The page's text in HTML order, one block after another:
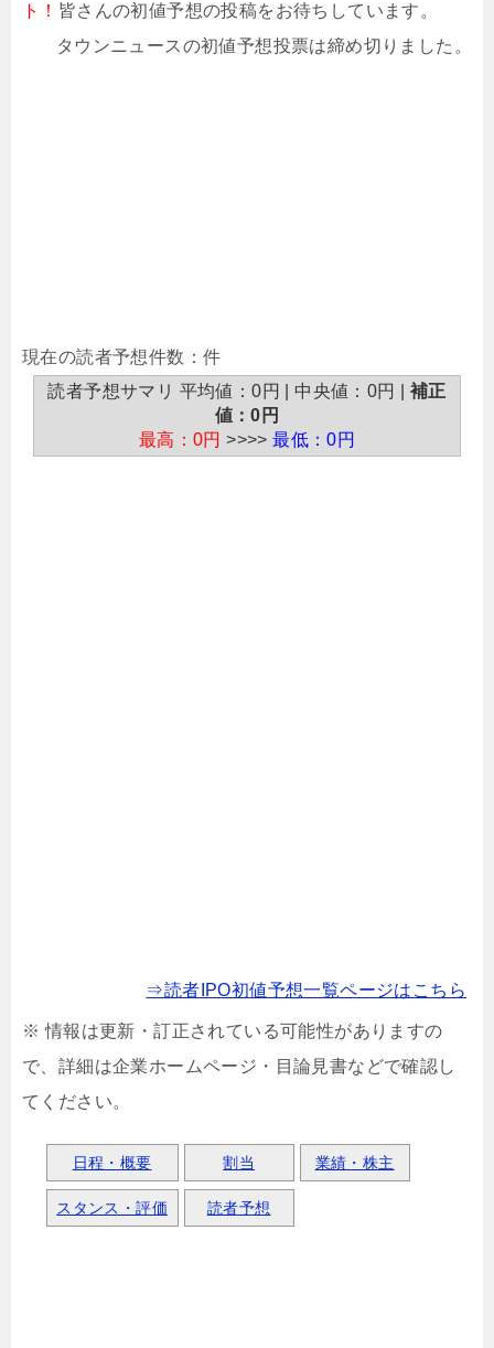
ト！ 皆さんの初値予想の投稿をお待ちしています。
タウンニュースの初値予想投票は締め切りました。
現在の読者予想件数：件
読者予想サマリ 平均値：0円 | 中央値：0円 | 補正
値：0円
最高：0円 >>>>最低：0円
⇒読者IPO初値予想一覧ページはこちら
※ 情報は更新・訂正されている可能性がありますの
で、詳細は企業ホームページ・目論見書などで確認し
てください。
日程・概要 割当 業績・株主
スタンス・評価 読者予想